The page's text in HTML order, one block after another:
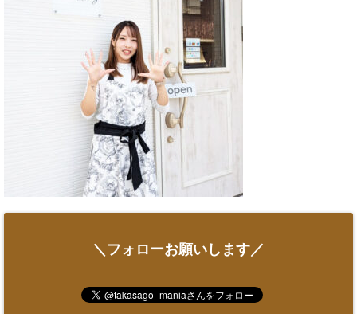
＼フォローお願いします／